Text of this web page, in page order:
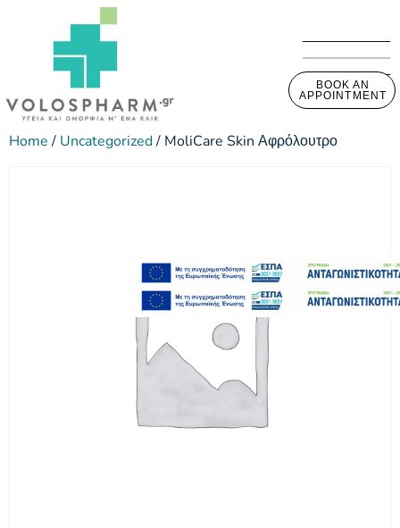
BOOK AN
APPOINTMENT
Home/ Uncategorized/ MoliCare Skin Αφρόλουτρο